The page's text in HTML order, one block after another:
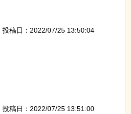
投稿日：2022/07/25 13:50:04
投稿日：2022/07/25 13:51:00